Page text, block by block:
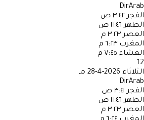
DirArab
الفجر ٣:٤٢ ص
الظهر ١١:٤٦ ص
العصر ٣:٢٣ م
المغرب ٦:٢٣ م
العشاء ٧:٤٥ م
12
الثلاثاء 2026-4-28 مـ
DirArab
الفجر ٣:٤١ ص
الظهر ١١:٤٦ ص
العصر ٣:٢٣ م